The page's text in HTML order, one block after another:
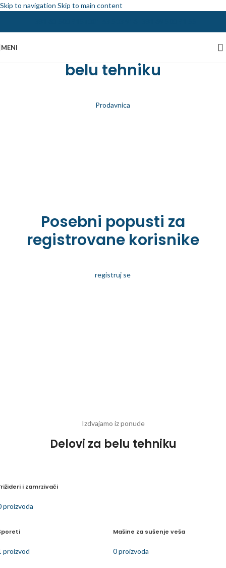
Skip to navigation Skip to main content
MENINajveća ponuda delova za
belu tehniku
Prodavnica
Posebni popusti za
registrovane korisnike
registruj se
Izdvajamo iz ponude
Delovi za belu tehniku
i zamrzivači
proizvoda
proizvod
Mašine za sušenje veša
0 proizvoda